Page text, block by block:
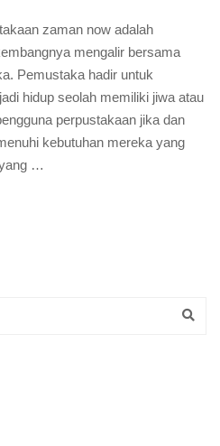
zaman now adalah
mengalir bersama
Pemustaka hadir untuk
hidup seolah memiliki jiwa atau
perpustakaan jika dan
kebutuhan mereka yang
…